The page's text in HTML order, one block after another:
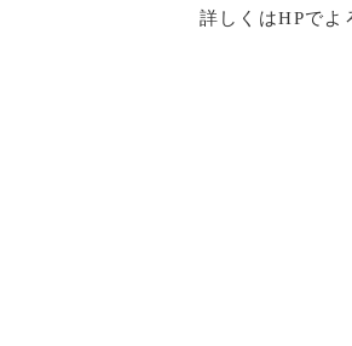
詳しくはHPでよ